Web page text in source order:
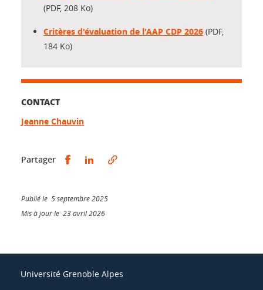
(PDF, 208 Ko)
Critères d'évaluation de l'AAP CDP 2026 (PDF,
184 Ko)
CONTACT
Jeanne Chauvin
Partager Partager sur Facebook
Partager sur LinkedIn
Publié le 5 septembre 2025
Mis à jour le 23 avril 2026
Université Grenoble Alpes